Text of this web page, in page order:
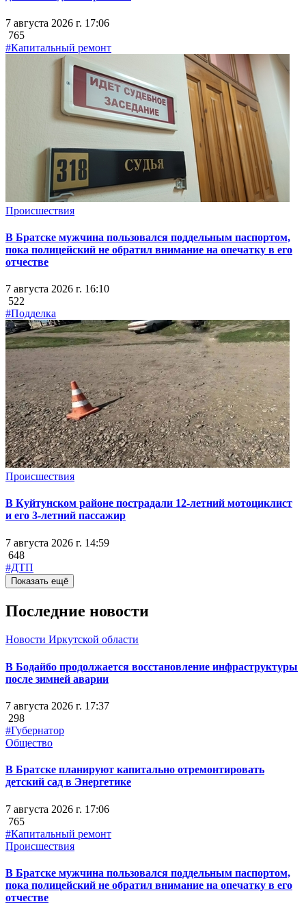
7 августа 2026 г. 17:06
765
#Капитальный ремонт
Происшествия
В Братске мужчина пользовался поддельным паспортом,
пока полицейский не обратил внимание на опечатку в его
отчестве
7 августа 2026 г. 16:10
522
#Подделка
Происшествия
В Куйтунском районе пострадали 12-летний мотоциклист
и его 3-летний пассажир
7 августа 2026 г. 14:59
648
#ДТП
Показать ещё
Последние новости
Новости Иркутской области
В Бодайбо продолжается восстановление инфраструктуры
после зимней аварии
7 августа 2026 г. 17:37
298
#Губернатор
Общество
В Братске планируют капитально отремонтировать
детский сад в Энергетике
7 августа 2026 г. 17:06
765
#Капитальный ремонт
Происшествия
В Братске мужчина пользовался поддельным паспортом,
пока полицейский не обратил внимание на опечатку в его
отчестве